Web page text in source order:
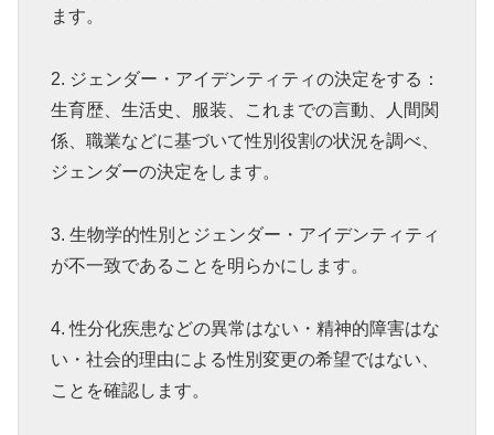
ます。
2. ジェンダー・アイデンティティの決定をする：
生育歴、生活史、服装、これまでの言動、人間関
係、職業などに基づいて性別役割の状況を調べ、
ジェンダーの決定をします。
3. 生物学的性別とジェンダー・アイデンティティ
が不一致であることを明らかにします。
4. 性分化疾患などの異常はない・精神的障害はな
い・社会的理由による性別変更の希望ではない、
ことを確認します。